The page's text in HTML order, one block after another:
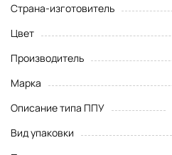
Страна-изготовитель
Цвет
Производитель
Марка
Описание типа ППУ
Вид упаковки